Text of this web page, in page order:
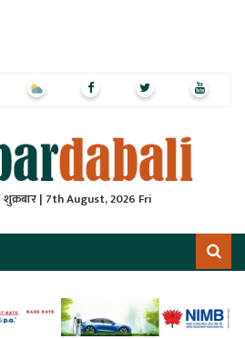
शुक्रबार | 7th August, 2026 Fri